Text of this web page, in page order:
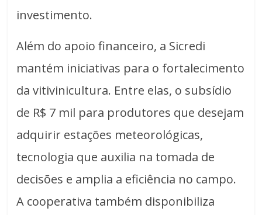
investimento.
Além do apoio financeiro, a Sicredi
mantém iniciativas para o fortalecimento
da vitivinicultura. Entre elas, o subsídio
de R$ 7 mil para produtores que desejam
adquirir estações meteorológicas,
tecnologia que auxilia na tomada de
decisões e amplia a eficiência no campo.
A cooperativa também disponibiliza